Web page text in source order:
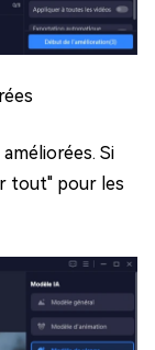
Si
tout" pour les